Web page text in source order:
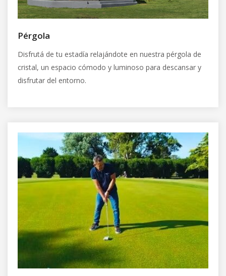
Pérgola
Disfrutá de tu estadía relajándote en nuestra pérgola de
cristal, un espacio cómodo y luminoso para descansar y
disfrutar del entorno.